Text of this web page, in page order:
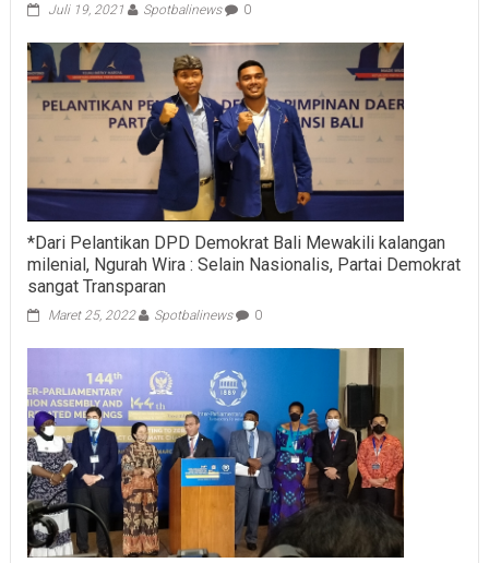
Juli 19, 2021 Spotbalinews 0
*Dari Pelantikan DPD Demokrat Bali Mewakili kalangan
milenial, Ngurah Wira : Selain Nasionalis, Partai Demokrat
sangat Transparan
Maret 25, 2022 Spotbalinews 0